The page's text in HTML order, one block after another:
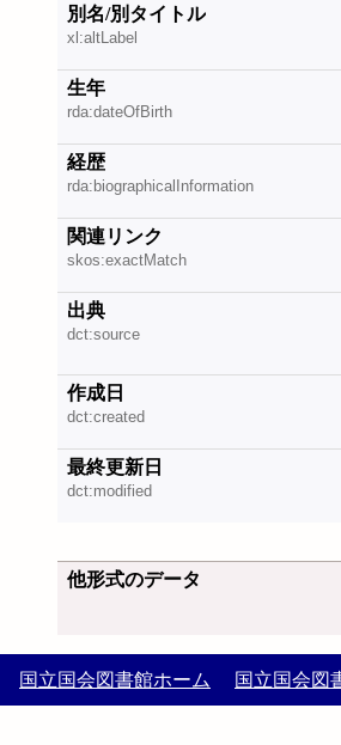
別名/別タイトル
xl:altLabel
生年
rda:dateOfBirth
経歴
rda:biographicalInformation
関連リンク
skos:exactMatch
出典
dct:source
作成日
dct:created
最終更新日
dct:modified
他形式のデータ
国立国会図書館ホーム 国立国会図